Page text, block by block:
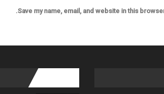
Save my name, email, and website in this